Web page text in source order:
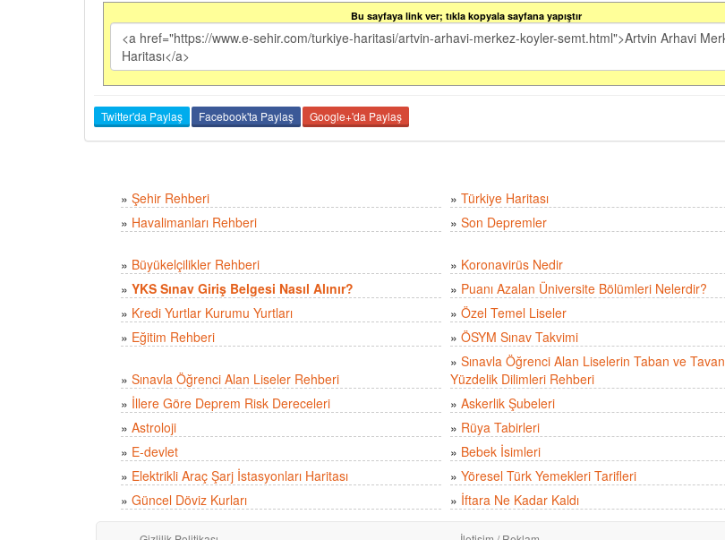
Bu sayfaya link ver; tıkla kopyala sayfana yapıştır
Twitter'da Paylaş Facebook'ta Paylaş Google+'da Paylaş
» Şehir Rehberi » Türkiye Haritası
» Havalimanları Rehberi » Son Depremler
» Büyükelçilikler Rehberi » Koronavirüs Nedir
» YKS Sınav Giriş Belgesi Nasıl Alınır? » Puanı Azalan Üniversite Bölümleri Nelerdir?
» Kredi Yurtlar Kurumu Yurtları » Özel Temel Liseler
» Eğitim Rehberi » ÖSYM Sınav Takvimi
» Sınavla Öğrenci Alan Liseler Rehberi
» Sınavla Öğrenci Alan Liselerin Taban ve Tavan
Yüzdelik Dilimleri Rehberi
» İllere Göre Deprem Risk Dereceleri » Askerlik Şubeleri
» Astroloji » Rüya Tabirleri
» E-devlet » Bebek İsimleri
» Elektrikli Araç Şarj İstasyonları Haritası » Yöresel Türk Yemekleri Tarifleri
» Güncel Döviz Kurları » İftara Ne Kadar Kaldı